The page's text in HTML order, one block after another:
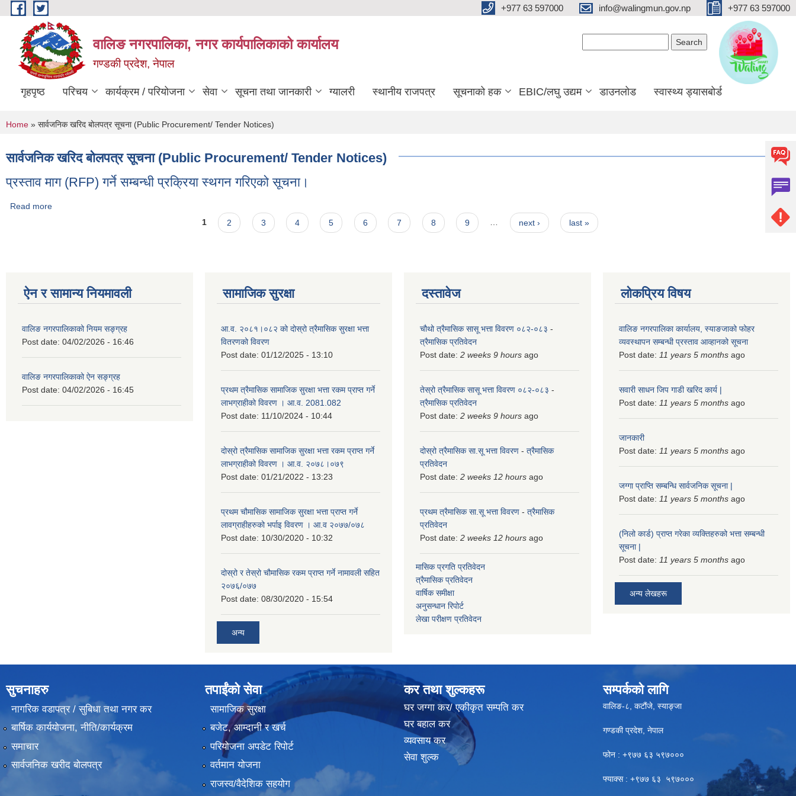
Skip to main content +977 63 597000 info@walingmun.gov.np +977 63 597000
वालिङ नगरपालिका, नगर कार्यपालिकाको कार्यालय
गण्डकी प्रदेश, नेपाल
गृहपृष्ठ परिचय कार्यक्रम / परियोजना सेवा सूचना तथा जानकारी ग्यालरी स्थानीय राजपत्र सूचनाको हक EBIC/लघु उद्यम डाउनलोड स्वास्थ्य ड्यासबोर्ड
You are here
Home » सार्वजनिक खरिद बोलपत्र सूचना (Public Procurement/ Tender Notices)
सार्वजनिक खरिद बोलपत्र सूचना (Public Procurement/ Tender Notices)
प्रस्ताव माग (RFP) गर्ने सम्बन्धी प्रक्रिया स्थगन गरिएको सूचना।
Read more
1 2 3 4 5 6 7 8 9 … next › last »
ऐन र सामान्य नियमावली
वालिङ नगरपालिकाको नियम सङ्ग्रह
Post date: 04/02/2026 - 16:46
वालिङ नगरपालिकाको ऐन सङ्ग्रह
Post date: 04/02/2026 - 16:45
सामाजिक सुरक्षा
आ.व. २०८१।०८२ को दोस्रो त्रैमासिक सुरक्षा भत्ता
वितरणको विवरण
Post date: 01/12/2025 - 13:10
प्रथम त्रैमासिक सामाजिक सुरक्षा भत्ता रकम प्राप्त गर्ने
लाभग्राहीको विवरण । आ.व. 2081.082
Post date: 11/10/2024 - 10:44
दोस्रो त्रैमासिक सामाजिक सुरक्षा भत्ता रकम प्राप्त गर्ने
लाभग्राहीको विवरण । आ.व. २०७८।०७९
Post date: 01/21/2022 - 13:23
प्रथम चौमासिक सामाजिक सुरक्षा भत्ता प्राप्त गर्ने
लावग्राहीहरुको भर्पाइ विवरण । आ.व २०७७/०७८
Post date: 10/30/2020 - 10:32
दोस्रो र तेस्रो चौमासिक रकम प्राप्त गर्ने नामावली सहित
२०७६/०७७
Post date: 08/30/2020 - 15:54
अन्य
दस्तावेज
चौथो त्रैमासिक सासू भत्ता विवरण ०८२-०८३ -
त्रैमासिक प्रतिवेदन
Post date: 2 weeks 9 hours ago
तेस्रो त्रैमासिक सासू भत्ता विवरण ०८२-०८३ -
त्रैमासिक प्रतिवेदन
Post date: 2 weeks 9 hours ago
दोस्रो त्रैमासिक सा.सू भत्ता विवरण - त्रैमासिक
प्रतिवेदन
Post date: 2 weeks 12 hours ago
प्रथम त्रैमासिक सा.सू भत्ता विवरण - त्रैमासिक
प्रतिवेदन
Post date: 2 weeks 12 hours ago
मासिक प्रगति प्रतिवेदन
त्रैमासिक प्रतिवेदन
वार्षिक समीक्षा
अनुसन्धान रिपोर्ट
लेखा परीक्षण प्रतिवेदन
लोकप्रिय विषय
वालिङ नगरपालिका कार्यालय, स्याङजाको फोहर
व्यवस्थापन सम्बन्धी प्रस्ताव आव्हानको सूचना
Post date: 11 years 5 months ago
सवारी साधन जिप गाडी खरिद कार्य |
Post date: 11 years 5 months ago
जानकारी
Post date: 11 years 5 months ago
जग्गा प्राप्ति सम्बन्धि सार्वजनिक सूचना |
Post date: 11 years 5 months ago
(निलो कार्ड) प्राप्त गरेका व्यक्तिहरुको भत्ता सम्बन्धी
सूचना |
Post date: 11 years 5 months ago
अन्य लेखहरू
सुचनाहरु
नागरिक वडापत्र / सुबिधा तथा नगर कर
बार्षिक कार्ययोजना, नीति/कार्यक्रम
समाचार
सार्वजनिक खरीद बोलपत्र
तपाईंको सेवा
सामाजिक सुरक्षा
बजेट, आम्दानी र खर्च
परियोजना अपडेट रिपोर्ट
वर्तमान योजना
राजस्व/वैदेशिक सहयोग
कर तथा शुल्कहरू
घर जग्गा कर/ एकीकृत सम्पति कर
घर बहाल कर
व्यवसाय कर
सेवा शुल्क
सम्पर्कको लागि
वालिङ-८, कटौंजे, स्याङ्जा
गण्डकी प्रदेश, नेपाल
फोन : +९७७ ६३ ५९७०००
फ्याक्स : +९७७ ६३ ५९७०००